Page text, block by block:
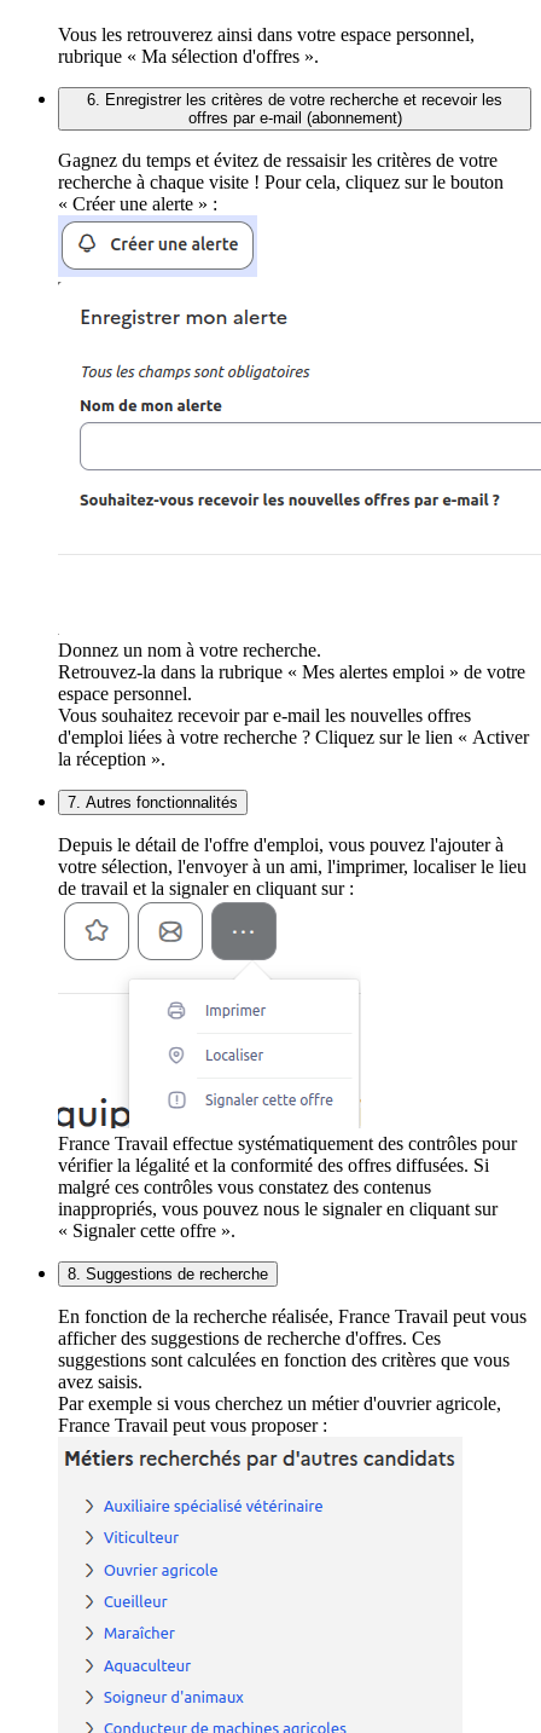
Vous les retrouverez ainsi dans votre espace personnel,
rubrique « Ma sélection d'offres ».
6. Enregistrer les critères de votre recherche et recevoir les
offres par e-mail (abonnement)
Gagnez du temps et évitez de ressaisir les critères de votre
recherche à chaque visite ! Pour cela, cliquez sur le bouton
« Créer une alerte » :
Donnez un nom à votre recherche.
Retrouvez-la dans la rubrique « Mes alertes emploi » de votre
espace personnel.
Vous souhaitez recevoir par e-mail les nouvelles offres
d'emploi liées à votre recherche ? Cliquez sur le lien « Activer
la réception ».
7. Autres fonctionnalités
Depuis le détail de l'offre d'emploi, vous pouvez l'ajouter à
votre sélection, l'envoyer à un ami, l'imprimer, localiser le lieu
de travail et la signaler en cliquant sur :
France Travail effectue systématiquement des contrôles pour
vérifier la légalité et la conformité des offres diffusées. Si
malgré ces contrôles vous constatez des contenus
inappropriés, vous pouvez nous le signaler en cliquant sur
« Signaler cette offre ».
8. Suggestions de recherche
En fonction de la recherche réalisée, France Travail peut vous
afficher des suggestions de recherche d'offres. Ces
suggestions sont calculées en fonction des critères que vous
avez saisis.
Par exemple si vous cherchez un métier d'ouvrier agricole,
France Travail peut vous proposer :